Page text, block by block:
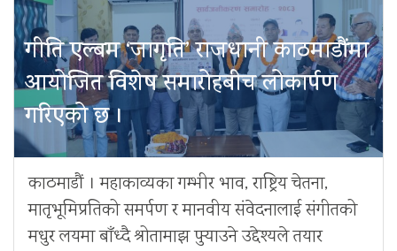
गीति एल्बम ‘जागृति’ राजधानी काठमाडौंमा
आयोजित विशेष समारोहबीच लोकार्पण
गरिएको छ ।
काठमाडौं । महाकाव्यका गम्भीर भाव, राष्ट्रिय चेतना,
मातृभूमिप्रतिको समर्पण र मानवीय संवेदनालाई संगीतको
मधुर लयमा बाँध्दै श्रोतामाझ पुर्‍याउने उद्देश्यले तयार